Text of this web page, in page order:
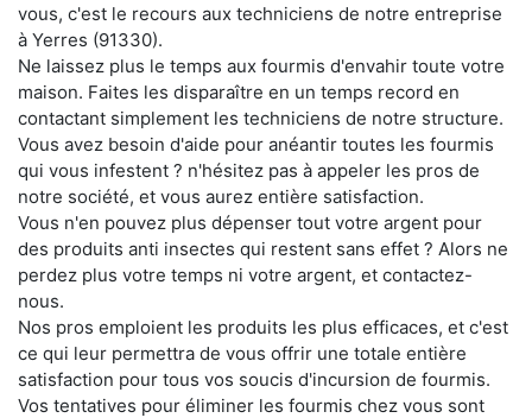
vous, c'est le recours aux techniciens de notre entreprise
à Yerres (91330).
Ne laissez plus le temps aux fourmis d'envahir toute votre
maison. Faites les disparaître en un temps record en
contactant simplement les techniciens de notre structure.
Vous avez besoin d'aide pour anéantir toutes les fourmis
qui vous infestent ? n'hésitez pas à appeler les pros de
notre société, et vous aurez entière satisfaction.
Vous n'en pouvez plus dépenser tout votre argent pour
des produits anti insectes qui restent sans effet ? Alors ne
perdez plus votre temps ni votre argent, et contactez-
nous.
Nos pros emploient les produits les plus efficaces, et c'est
ce qui leur permettra de vous offrir une totale entière
satisfaction pour tous vos soucis d'incursion de fourmis.
Vos tentatives pour éliminer les fourmis chez vous sont